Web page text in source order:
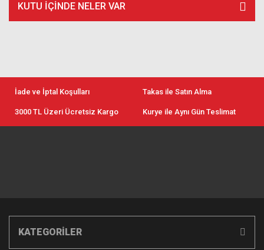
KUTU İÇİNDE NELER VAR
İade ve İptal Koşulları Takas ile Satın Alma
3000 TL Üzeri Ücretsiz Kargo Kurye ile Aynı Gün Teslimat
KATEGORİLER